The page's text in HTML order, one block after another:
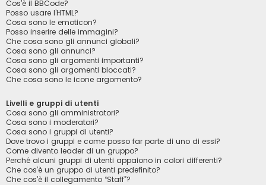
Cos’è il BBCode?
Posso usare l’HTML?
Cosa sono le emoticon?
Posso inserire delle immagini?
Che cosa sono gli annunci globali?
Cosa sono gli annunci?
Cosa sono gli argomenti importanti?
Cosa sono gli argomenti bloccati?
Che cosa sono le icone argomento?
Livelli e gruppi di utenti
Cosa sono gli amministratori?
Cosa sono i moderatori?
Cosa sono i gruppi di utenti?
Dove trovo i gruppi e come posso far parte di uno di essi?
Come divento leader di un gruppo?
Perché alcuni gruppi di utenti appaiono in colori differenti?
Che cos’è un gruppo di utenti predefinito?
Che cos’è il collegamento “Staff”?